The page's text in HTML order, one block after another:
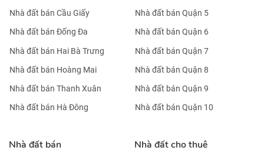
Nhà đất bán Cầu Giấy
Nhà đất bán Đống Đa
Nhà đất bán Hai Bà Trưng
Nhà đất bán Hoàng Mai
Nhà đất bán Thanh Xuân
Nhà đất bán Hà Đông
Nhà đất bán Quận 5
Nhà đất bán Quận 6
Nhà đất bán Quận 7
Nhà đất bán Quận 8
Nhà đất bán Quận 9
Nhà đất bán Quận 10
Nhà đất bán Nhà đất cho thuê